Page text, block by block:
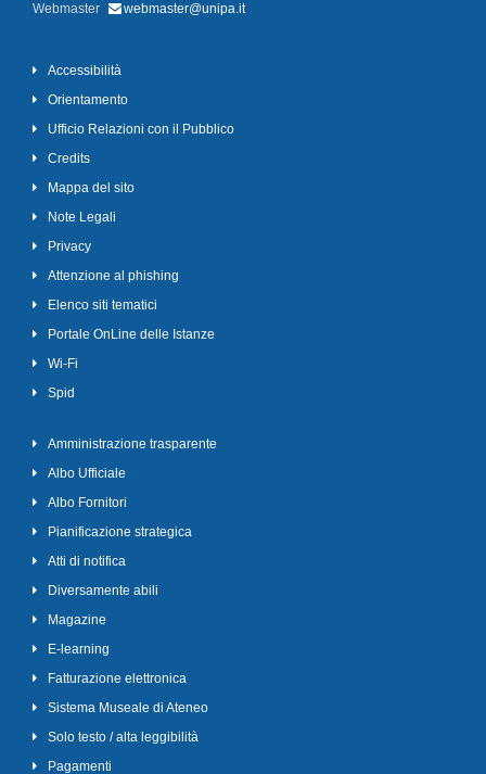
Webmaster
webmaster@unipa.it
Accessibilità
Orientamento
Ufficio Relazioni con il Pubblico
Credits
Mappa del sito
Note Legali
Privacy
Attenzione al phishing
Elenco siti tematici
Portale OnLine delle Istanze
Wi-Fi
Spid
Amministrazione trasparente
Albo Ufficiale
Albo Fornitori
Pianificazione strategica
Atti di notifica
Diversamente abili
Magazine
E-learning
Fatturazione elettronica
Sistema Museale di Ateneo
Solo testo / alta leggibilità
Pagamenti